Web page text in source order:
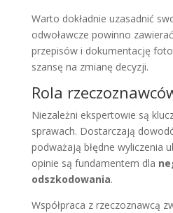
Warto dokładnie uzasadnić
odwoławcze powinno
przepisów i dokumentację
szansę na zmianę decyzji.
Rola
Niezależni ekspertowie są
sprawach. Dostarczają
podważają błędne wyliczenia
opinie są fundamentem dla
odszkodowania.
Współpraca z rzeczoznawcą